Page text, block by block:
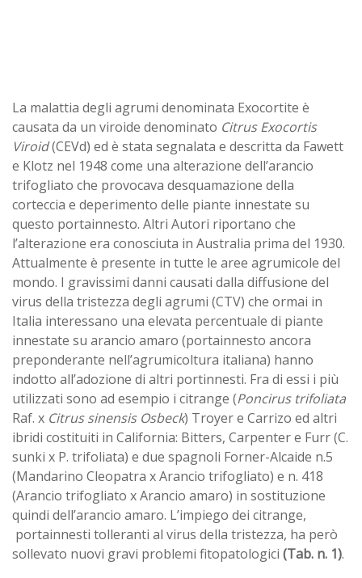
La malattia degli agrumi denominata Exocortite è
causata da un viroide denominato Citrus Exocortis
Viroid(CEVd) ed è stata segnalata e descritta da Fawett
e Klotz nel 1948 come una alterazione dell’arancio
trifogliato che provocava desquamazione della
corteccia e deperimento delle piante innestate su
questo portainnesto. Altri Autori riportano che
l’alterazione era conosciuta in Australia prima del 1930.
Attualmente è presente in tutte le aree agrumicole del
mondo. I gravissimi danni causati dalla diffusione del
virus della tristezza degli agrumi (CTV) che ormai in
Italia interessano una elevata percentuale di piante
innestate su arancio amaro (portainnesto ancora
preponderante nell’agrumicoltura italiana) hanno
indotto all’adozione di altri portinnesti. Fra di essi i più
utilizzati sono ad esempio i citrange (Poncirus trifoliata
Raf. x Citrus sinensis Osbeck) Troyer e Carrizo ed altri
ibridi costituiti in California: Bitters, Carpenter e Furr (C.
sunki x P. trifoliata) e due spagnoli Forner-Alcaide n.5
(Mandarino Cleopatra x Arancio trifogliato) e n. 418
(Arancio trifogliato x Arancio amaro) in sostituzione
quindi dell’arancio amaro. L’impiego dei citrange,
portainnesti tolleranti al virus della tristezza, ha però
sollevato nuovi gravi problemi fitopatologici (Tab. n. 1).